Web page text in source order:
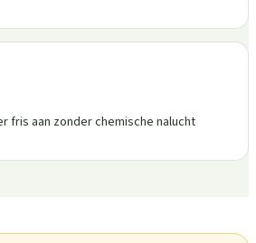
fris aan zonder chemische nalucht